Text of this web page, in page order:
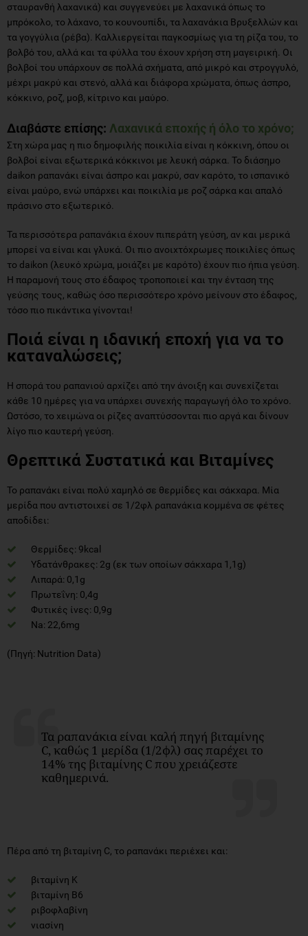
σταυρανθή λαχανικά) και συγγενεύει με λαχανικά όπως το
μπρόκολο, το λάχανο, το κουνουπίδι, τα λαχανάκια Βρυξελλών και
τα γογγύλια (ρέβα). Καλλιεργείται παγκοσμίως για τη ρίζα του, το
βολβό του, αλλά και τα φύλλα του έχουν χρήση στη μαγειρική. Οι
βολβοί του υπάρχουν σε πολλά σχήματα, από μικρό και στρογγυλό,
μέχρι μακρύ και στενό, αλλά και διάφορα χρώματα, όπως άσπρο,
κόκκινο, ροζ, μοβ, κίτρινο και μαύρο.
Διαβάστε επίσης: Λαχανικά εποχής ή όλο το χρόνο;
Στη χώρα μας η πιο δημοφιλής ποικιλία είναι η κόκκινη, όπου οι
βολβοί είναι εξωτερικά κόκκινοι με λευκή σάρκα. Το διάσημο
daikon ραπανάκι είναι άσπρο και μακρύ, σαν καρότο, το ισπανικό
είναι μαύρο, ενώ υπάρχει και ποικιλία με ροζ σάρκα και απαλό
πράσινο στο εξωτερικό.
Τα περισσότερα ραπανάκια έχουν πιπεράτη γεύση, αν και μερικά
μπορεί να είναι και γλυκά. Οι πιο ανοιχτόχρωμες ποικιλίες όπως
το daikon (λευκό χρώμα, μοιάζει με καρότο) έχουν πιο ήπια γεύση.
Η παραμονή τους στο έδαφος τροποποιεί και την ένταση της
γεύσης τους, καθώς όσο περισσότερο χρόνο μείνουν στο έδαφος,
τόσο πιο πικάντικα γίνονται!
Ποιά είναι η ιδανική εποχή για να το
καταναλώσεις;
Η σπορά του ραπανιού αρχίζει από την άνοιξη και συνεχίζεται
κάθε 10 ημέρες για να υπάρχει συνεχής παραγωγή όλο το χρόνο.
Ωστόσο, το χειμώνα οι ρίζες αναπτύσσονται πιο αργά και δίνουν
λίγο πιο καυτερή γεύση.
Θρεπτικά Συστατικά και Βιταμίνες
Το ραπανάκι είναι πολύ χαμηλό σε θερμίδες και σάκχαρα. Μία
μερίδα που αντιστοιχεί σε 1/2φλ ραπανάκια κομμένα σε φέτες
αποδίδει:
Θερμίδες: 9kcal
Υδατάνθρακες: 2g (εκ των οποίων σάκχαρα 1,1g)
Λιπαρά: 0,1g
Πρωτεΐνη: 0,4g
Φυτικές ίνες: 0,9g
Na: 22,6mg
(Πηγή: Nutrition Data)
Τα ραπανάκια είναι καλή πηγή βιταμίνης
C, καθώς 1 μερίδα (1/2φλ) σας παρέχει το
14% της βιταμίνης C που χρειάζεστε
καθημερινά.
Πέρα από τη βιταμίνη C, το ραπανάκι περιέχει και:
βιταμίνη Κ
βιταμίνη Β6
ριβοφλαβίνη
νιασίνη